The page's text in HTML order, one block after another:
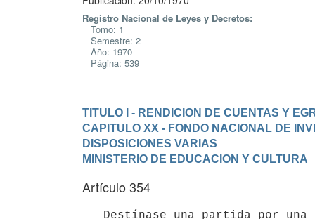
Registro Nacional de Leyes y Decretos:
Tomo: 1
Semestre: 2
Año: 1970
Página: 539
TITULO I - RENDICION DE CUENTAS Y
CAPITULO XX - FONDO NACIONAL DE
DISPOSICIONES VARIAS
MINISTERIO DE EDUCACION Y CULTURA
Artículo 354